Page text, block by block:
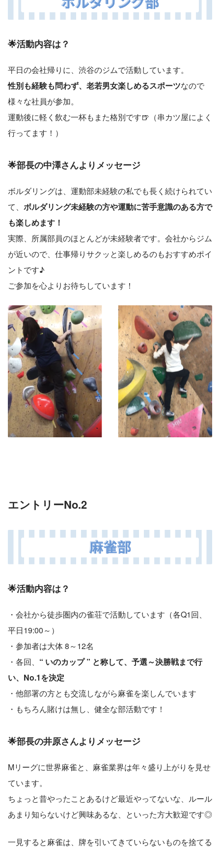
🌟活動内容は？
平日の会社帰りに、渋谷のジムで活動しています。
性別も経験も問わず、老若男女楽しめるスポーツなので
様々な社員が参加。
運動後に軽く飲む一杯もまた格別です🍺（串カツ屋によく
行ってます！）
🌟部長の中澤さんよりメッセージ
ボルダリングは、運動部未経験の私でも長く続けられてい
て、 ボルダリング未経験の方や運動に苦手意識のある方で
も楽しめます！
実際、所属部員のほとんどが未経験者です。会社からジム
が近いので、仕事帰りサクッと楽しめるのもおすすめポイ
ントです♪
ご参加を心よりお待ちしています！
エントリーNo.2
🌟活動内容は？
・会社から徒歩圏内の雀荘で活動しています（各Q1回、
平日19:00～）
・参加者は大体 8～12名
・各回、 “ いのカップ ” と称して、予選～決勝戦まで行
い、No.1を決定
・他部署の方とも交流しながら麻雀を楽しんでいます
・もちろん賭けは無し、健全な部活動です！
🌟部長の井原さんよりメッセージ
Mリーグに世界麻雀と、麻雀業界は年々盛り上がりを見せ
ています。
ちょっと昔やったことあるけど最近やってないな、ルール
あまり知らないけど興味あるな、といった方大歓迎です◎
一見すると麻雀は、牌を引いてきていらないものを捨てる